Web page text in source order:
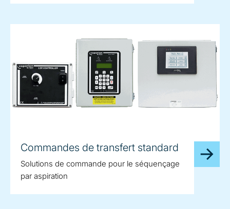
Commandes de transfert standard
Solutions de commande pour le séquençage
par aspiration